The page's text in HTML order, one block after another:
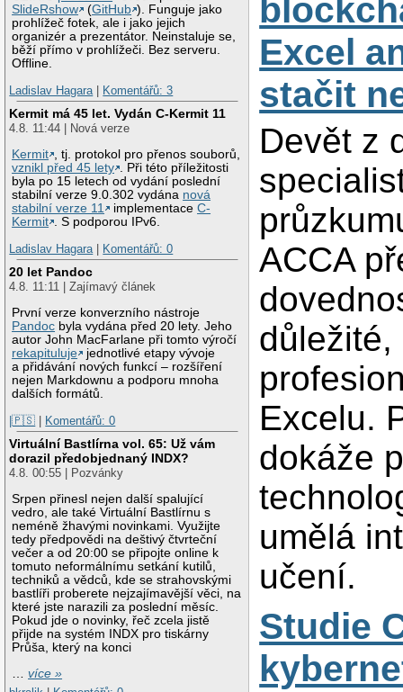
SlideRshow
(GitHub ). Funguje jako
prohlížeč fotek, ale i jako jejich
organizér a prezentátor. Neinstaluje se,
běží přímo v prohlížeči. Bez serveru.
Offline.
Ladislav Hagara | Komentářů: 3
Kermit má 45 let. Vydán C-Kermit 11
4.8. 11:44 | Nová verze
Kermit , tj. protokol pro přenos souborů,
vznikl před 45 lety . Při této příležitosti
byla po 15 letech od vydání poslední
stabilní verze 9.0.302 vydána nová
stabilní verze 11
implementaceC-
Kermit . S podporou IPv6.
Ladislav Hagara | Komentářů: 0
20 let Pandoc
4.8. 11:11 | Zajímavý článek
První verze konverzního nástroje
Pandoc byla vydána před 20 lety. Jeho
autor John MacFarlane při tomto výročí
rekapituluje
jednotlivé etapy vývoje
a přidávání nových funkcí – rozšíření
nejen Markdownu a podporu mnoha
dalších formátů.
|🇵🇸 | Komentářů: 0
Virtuální Bastlírna vol. 65: Už vám
dorazil předobjednaný INDX?
4.8. 00:55 | Pozvánky
Srpen přinesl nejen další spalující
vedro, ale také Virtuální Bastlírnu s
neméně žhavými novinkami. Využijte
tedy předpovědi na deštivý čtvrteční
večer a od 20:00 se připojte online k
tomuto neformálnímu setkání kutilů,
techniků a vědců, kde se strahovskými
bastlíři proberete nejzajímavější věci, na
které jste narazili za poslední měsíc.
Pokud jde o novinky, řeč zcela jistě
přijde na systém INDX pro tiskárny
Průša, který na konci
…více »
Excel
stačit
Devět z
ACCA
důležité,
Excelu.
dokáže
umělá
učení.
Studie